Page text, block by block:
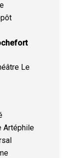
Le
Artéphile